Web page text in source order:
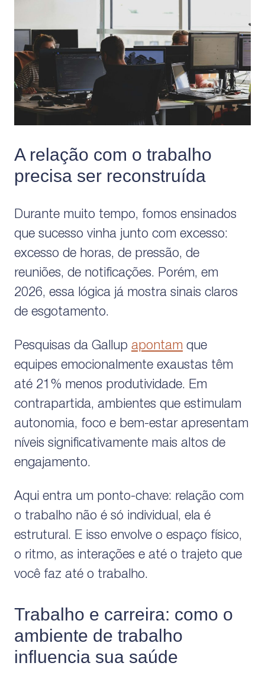
A relação com o trabalho
precisa ser reconstruída
Durante muito tempo, fomos ensinados
que sucesso vinha junto com excesso:
excesso de horas, de pressão, de
reuniões, de notificações. Porém, em
2026, essa lógica já mostra sinais claros
de esgotamento.
Pesquisas da Gallup apontam que
equipes emocionalmente exaustas têm
até 21% menos produtividade. Em
contrapartida, ambientes que estimulam
autonomia, foco e bem-estar apresentam
níveis significativamente mais altos de
engajamento.
Aqui entra um ponto-chave: relação com
o trabalho não é só individual, ela é
estrutural. E isso envolve o espaço físico,
o ritmo, as interações e até o trajeto que
você faz até o trabalho.
Trabalho e carreira: como o
ambiente de trabalho
influencia sua saúde